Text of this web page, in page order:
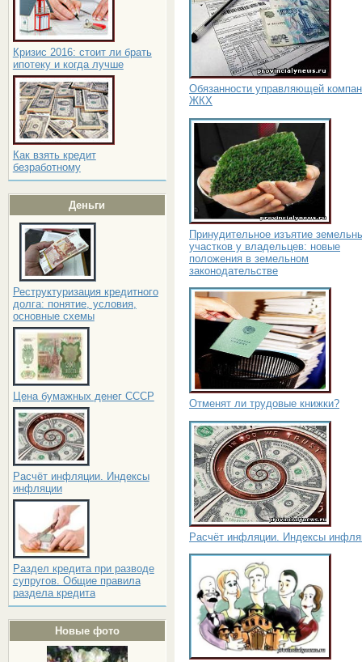
Кризис 2016: стоит ли брать
ипотеку и когда лучше
Как взять кредит
безработному
Деньги
Реструктуризация кредитного
долга: понятие, условия,
основные схемы
Цена бумажных денег СССР
Расчёт инфляции. Индексы
инфляции
Раздел кредита при разводе
супругов. Общие правила
раздела кредита
Новые фото
Обязанности управляющей
ЖКХ
Принудительное изъятие
участков у владельцев: новые
положения в земельном
законодательстве
Отменят ли трудовые книжки?
Расчёт инфляции. Индексы